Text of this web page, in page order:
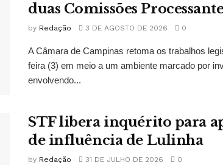
duas Comissões
by Redação 3 DE AGOSTO DE 2026 0
A Câmara de Campinas retoma os trabalhos
feira (3) em meio a um ambiente marcado por
envolvendo...
STF libera inquérito para
de influência de Lulinha
by Redação 31 DE JULHO DE 2026 0